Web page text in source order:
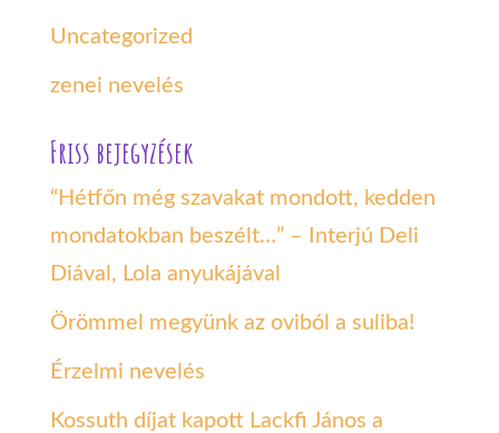
Uncategorized
zenei nevelés
Friss bejegyzések
“Hétfőn még szavakat mondott, kedden
mondatokban beszélt…” – Interjú Deli
Diával, Lola anyukájával
Örömmel megyünk az oviból a suliba!
Érzelmi nevelés
Kossuth díjat kapott Lackfi János a